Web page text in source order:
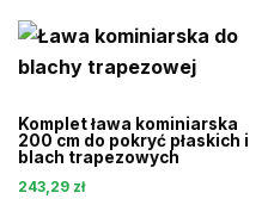
Komplet ława kominiarska
200 cm do pokryć płaskich i
blach trapezowych
243,29 zł